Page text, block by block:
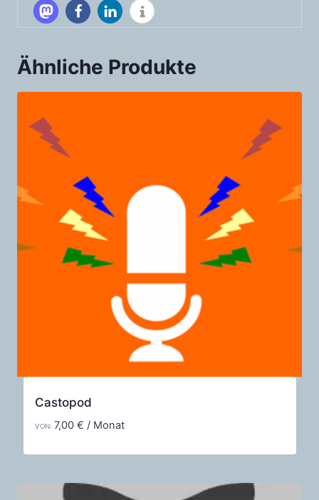
Ähnliche Produkte
Castopod
VON: 7,00 € / Monat